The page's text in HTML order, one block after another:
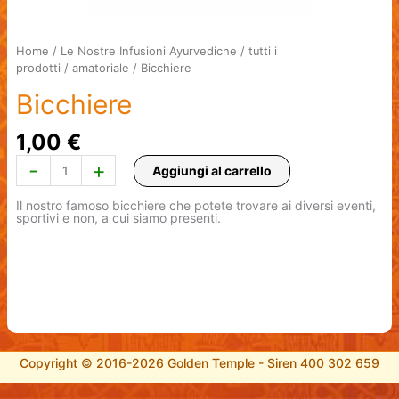
Home / Le Nostre Infusioni Ayurvediche / tutti i
prodotti / amatoriale / Bicchiere
Bicchiere
1,00 €
-
+ Aggiungi al carrello
Il nostro famoso bicchiere che potete trovare ai diversi eventi,
sportivi e non, a cui siamo presenti.
Copyright © 2016-2026 Golden Temple - Siren 400 302 659